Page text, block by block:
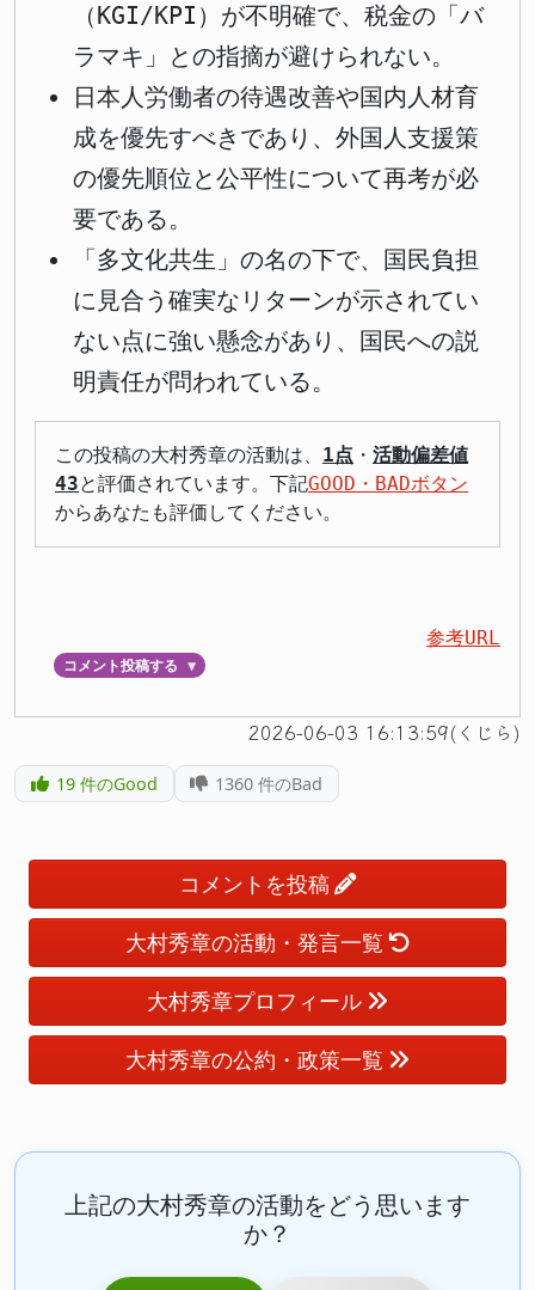
（KGI/KPI）が不明確で、税金の「バ
ラマキ」との指摘が避けられない。
日本人労働者の待遇改善や国内人材育
成を優先すべきであり、外国人支援策
の優先順位と公平性について再考が必
要である。
「多文化共生」の名の下で、国民負担
に見合う確実なリターンが示されてい
ない点に強い懸念があり、国民への説
明責任が問われている。
この投稿の大村秀章の活動は、 1点 ・ 活動偏差値
43と評価されています。下記GOOD・BADボタン
からあなたも評価してください。
参考URL
コメント投稿する ▼
2026-06-03 16:13:59(くじら)
19件のGood 1360 件のBad
コメントを投稿
大村秀章の活動・発言一覧
大村秀章プロフィール
大村秀章の公約・政策一覧
上記の大村秀章の活動をどう思います
か？